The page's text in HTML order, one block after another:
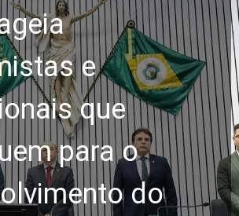
e
que
para o
do